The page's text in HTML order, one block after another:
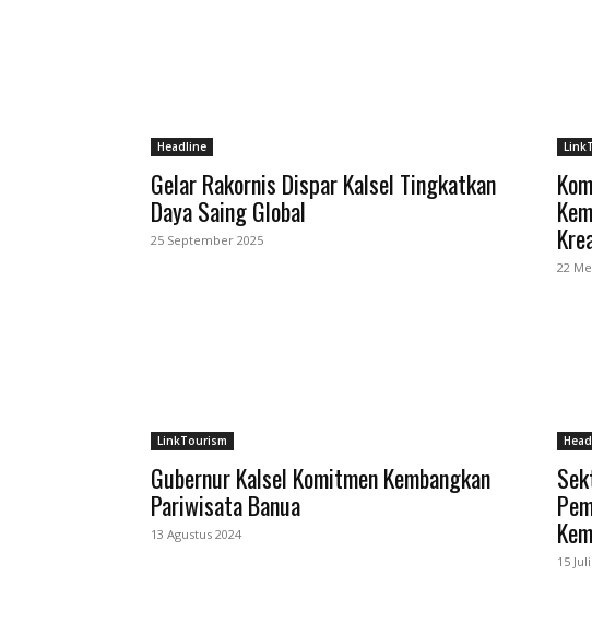
Headline
Gelar Rakornis Dispar Kalsel Tingkatkan
Daya Saing Global
25 September 2025
22
LinkTourism
Gubernur Kalsel Komitmen Kembangkan
Pariwisata Banua
13 Agustus 2024
15